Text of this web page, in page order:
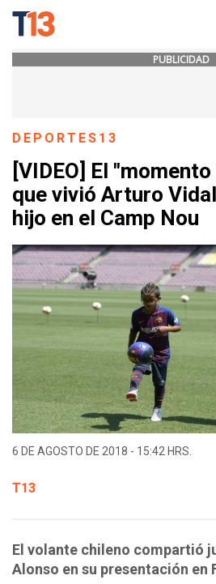
PUBLICIDAD
DEPORTES13
[VIDEO] El
que vivió Arturo
hijo en el Camp Nou
6 DE AGOSTO DE 2018 - 15:42 HRS.
T13
El volante chileno compartió
Alonso en su presentación en